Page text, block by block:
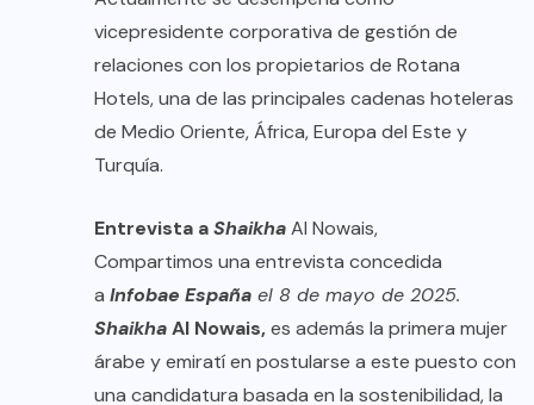
vicepresidente corporativa de gestión de
relaciones con los propietarios de Rotana
Hotels, una de las principales cadenas hoteleras
de Medio Oriente, África, Europa del Este y
Turquía.
Entrevista aShaikhaAl Nowais,
Compartimos una entrevista concedida
a Infobae España el 8 de mayo de 2025.
ShaikhaAl Nowais,es además la primera mujer
árabe y emiratí en postularse a este puesto con
una candidatura basada en la sostenibilidad, la